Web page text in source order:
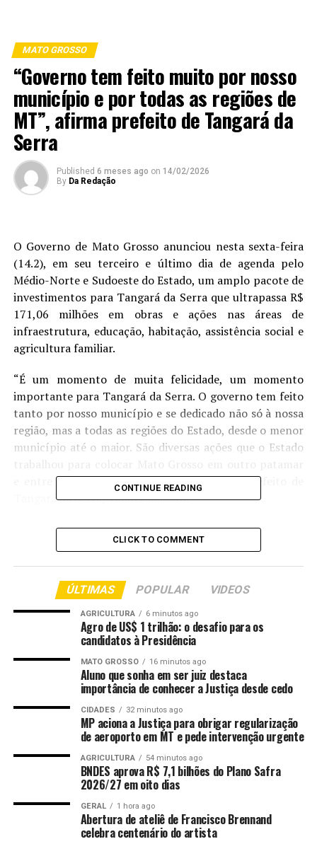
MATO GROSSO
“Governo tem feito muito por nosso
município e por todas as regiões de
MT”, afirma prefeito de Tangará da
Serra
Published 6 meses ago on 14/02/2026
By Da Redação
O Governo de Mato Grosso anunciou nesta sexta-feira
(14.2), em seu terceiro e último dia de agenda pelo
Médio-Norte e Sudoeste do Estado, um amplo pacote de
investimentos para Tangará da Serra que ultrapassa R$
171,06 milhões em obras e ações nas áreas de
infraestrutura, educação, habitação, assistência social e
agricultura familiar.
“É um momento de muita felicidade, um momento
importante para Tangará da Serra. O governo tem feito
tanto por nosso município e se dedicado não só à nossa
região, mas a todas as regiões do Estado, desde o menor
município até o maior. São diversas ações que o Estado
e entre os melhores do Brasil”, afirmou o prefeito de
Tangará da Serra, Vander Masson.
O governador Mauro Mendes afirmou que os convênios
firmados com a prefeitura têm o objetivo de melhorar a
vida dos moradores do município. Desde 2019, o Estado
já aportou mais de R$ 995,48 milhões em Tangará da
“O governo assinou convênios para construir escolas,
casas e asfalto novo. Tudo isso só foi possível porque o
Estado, ao longo dos últimos anos, conseguiu fazer a sua
lição de casa, organizar as suas contas, pagar
corretamente as suas obrigações e fazer sobrar dinheiro
para importantes investimentos nos 142 municípios.
Não existe uma área sequer em que o governo não tenha
entregado importantes avanços em todas as regiões. É
assim que começou essa gestão e é assim que vamos
terminá-la”, declarou.
CONTINUE READING
CLICK TO COMMENT
ÚLTIMAS POPULAR VIDEOS
AGRICULTURA 6 minutos ago
Agro de US$ 1 trilhão: o desafio para os
candidatos à Presidência
MATO GROSSO 16 minutos ago
Aluno que sonha em ser juiz destaca
importância de conhecer a Justiça desde cedo
CIDADES 32 minutos ago
MP aciona a Justiça para obrigar regularização
de aeroporto em MT e pede intervenção urgente
AGRICULTURA 54 minutos ago
BNDES aprova R$ 7,1 bilhões do Plano Safra
2026/27 em oito dias
GERAL 1 hora ago
Abertura de ateliê de Francisco Brennand
celebra centenário do artista